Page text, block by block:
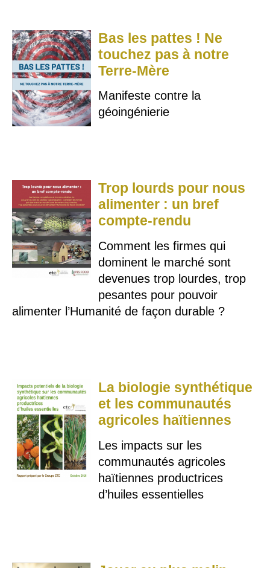
Bas les pattes ! Ne
touchez pas à notre
Terre-Mère
Manifeste contre la
géoingénierie
Trop lourds pour nous
alimenter : un bref
compte-rendu
Comment les firmes qui
dominent le marché sont
devenues trop lourdes, trop
pesantes pour pouvoir
alimenter l’Humanité de façon durable ?
La biologie synthétique
et les communautés
agricoles haïtiennes
Les impacts sur les
communautés agricoles
haïtiennes productrices
d’huiles essentielles